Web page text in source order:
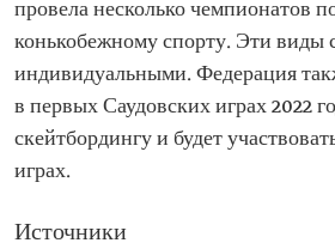
провела несколько чемпионатов
конькобежному спорту. Эти виды
индивидуальными. Федерация
в первых Саудовских играх 2022
скейтбордингу и будет
играх.
Источники